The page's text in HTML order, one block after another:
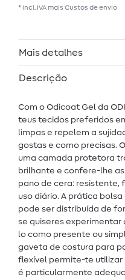
* incl. IVA mais Custos de envio
Mais detalhes
Descrição
Com o Odicoat Gel da
teus tecidos preferidos
limpas e repelem a
gostas e como precisas.
uma camada protetora
brilhante e confere-lhe
pano de cera: resistente,
uso diário. A prática
pode ser distribuída de
se quiseres
lo como presente ou
gaveta de costura para
flexível permite-te utilizar
é particularmente